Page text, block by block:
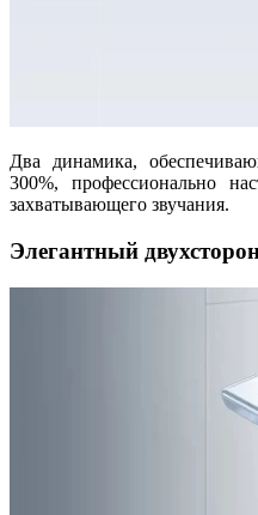
Два динамика,
300%, профессионально
захватывающего звучания.
Элегантный